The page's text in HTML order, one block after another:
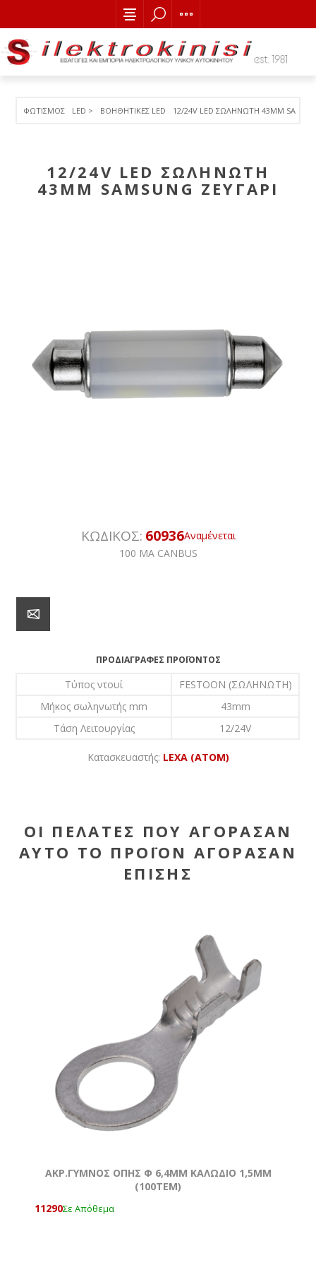
ΦΩΤΙΣΜΟΣ LED > ΒΟΗΘΗΤΙΚΕΣ LED 12/24V LED ΣΩΛΗΝΩΤΗ 43MM
12/24V LED ΣΩΛΗΝΩΤΗ
43MM SAMSUNG ΖΕΥΓΑΡΙ
ΚΩΔΙΚΟΣ: 60936Αναμένεται
100 MA CANBUS
ΠΡΟΔΙΑΓΡΑΦΈΣ ΠΡΟΪΌΝΤΟΣ
Τύπος ντουί
FESTOON (ΣΩΛΗΝΩΤΗ)
Μήκος σωληνωτής mm
43mm
Τάση Λειτουργίας
12/24V
Κατασκευαστής: LEXA (ATOM)
ΟΙ ΠΕΛΆΤΕΣ ΠΟΥ ΑΓΌΡΑΣΑΝ
ΑΥΤΌ ΤΟ ΠΡΟΪΌΝ ΑΓΌΡΑΣΑΝ
ΕΠΊΣΗΣ
ΑΚΡ.ΓΥΜΝΟΣ ΟΠΗΣ Φ 6,4MM ΚΑΛΩΔΙΟ 1,5ΜΜ
(100ΤΕΜ)
11290Σε Απόθεμα